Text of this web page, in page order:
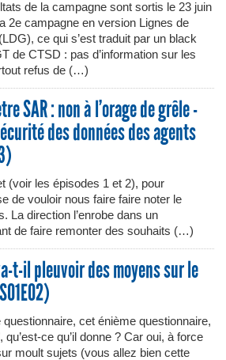
de la campagne sont sortis le 23 juin
2e campagne en version Lignes de
ce qui s’est traduit par un black
de CTSD : pas d’information sur les
refus de (…)
SAR : non à l’orage de grêle -
des données des agents
(voir les épisodes 1 et 2), pour
de vouloir nous faire faire noter le
La direction l’enrobe dans un
de faire remonter des souhaits (…)
t-il pleuvoir des moyens sur le
cet énième questionnaire,
ce qu’il donne ? Car oui, à force
moult sujets (vous allez bien cette